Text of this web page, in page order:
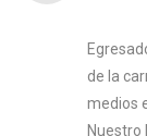
de la
medios
Nuestro